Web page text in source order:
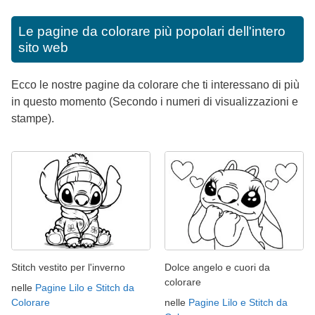
Le pagine da colorare più popolari dell'intero
sito web
Ecco le nostre pagine da colorare che ti interessano di più
in questo momento (Secondo i numeri di visualizzazioni e
stampe).
Stitch vestito per l'inverno
nelle Pagine Lilo e Stitch da
Colorare
Dolce angelo e cuori da
colorare
nelle Pagine Lilo e Stitch da